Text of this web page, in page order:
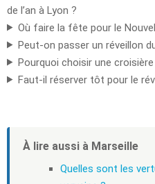
de l’an à Lyon ?
Où faire la fête pour le
Peut-on passer un réveillon
Pourquoi choisir une
Faut-il réserver tôt pour le
À lire aussi à Marseille
Quelles sont les